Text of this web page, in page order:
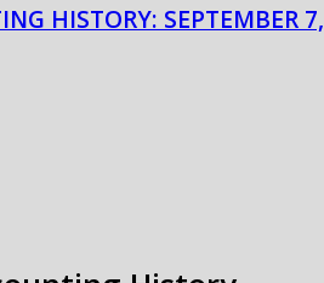
HISTORY: SEPTEMBER 7,